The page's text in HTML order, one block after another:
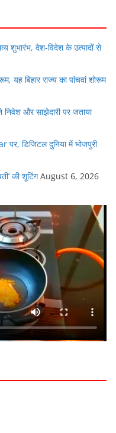
शुभारंभ, देश-विदेश के उत्पादों से
यह बिहार राज्य का पांचवां शोरूम
और साझेदारी पर जताया
डिजिटल दुनिया में भोजपुरी
की शूटिंग August 6, 2026